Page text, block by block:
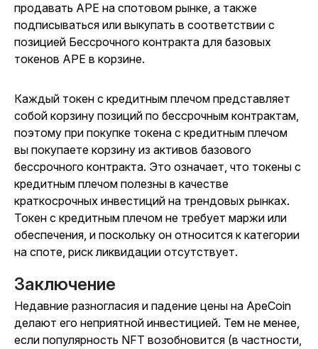
продавать APE на спотовом рынке, а также
подписываться или выкупать в соответствии с
позицией Бессрочного контракта для базовых
токенов APE в корзине.
Каждый токен с кредитным плечом представляет
собой корзину позиций по бессрочным контрактам,
поэтому при покупке токена с кредитным плечом
вы покупаете корзину из активов базового
бессрочного контракта. Это означает, что токены с
кредитным плечом полезны в качестве
краткосрочных инвестиций на трендовых рынках.
Токен с кредитным плечом не требует маржи или
обеспечения, и поскольку он относится к категории
на споте, риск ликвидации отсутствует.
Заключение
Недавние разногласия и падение цены на ApeCoin
делают его неприятной инвестицией. Тем не менее,
если популярность NFT возобновится (в частности,